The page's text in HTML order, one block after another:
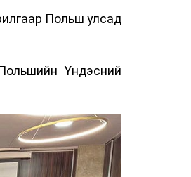
Польш улсад
Үндэсний